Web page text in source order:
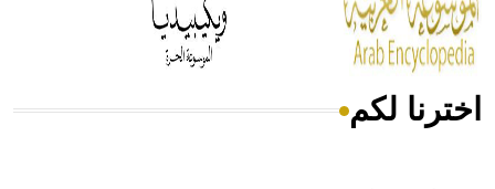
أجود أنواعه، ويمتاز بكبر الحجم ويسمى الش
هل تعلم أن الأبسيد كلمة فرنسية اللفظ تم اعتمادها مصطلحاً
اخترنا لكم